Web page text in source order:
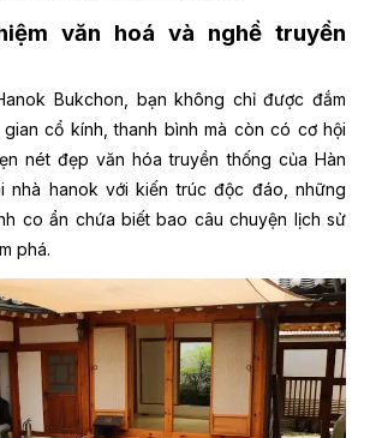
văn hoá và nghề truyền
Bukchon, bạn không chỉ được đắm
cổ kính, thanh bình mà còn có cơ hội
nét đẹp văn hóa truyền thống của Hàn
nhà hanok với kiến trúc độc đáo, những
co ẩn chứa biết bao câu chuyện lịch sử
phá.